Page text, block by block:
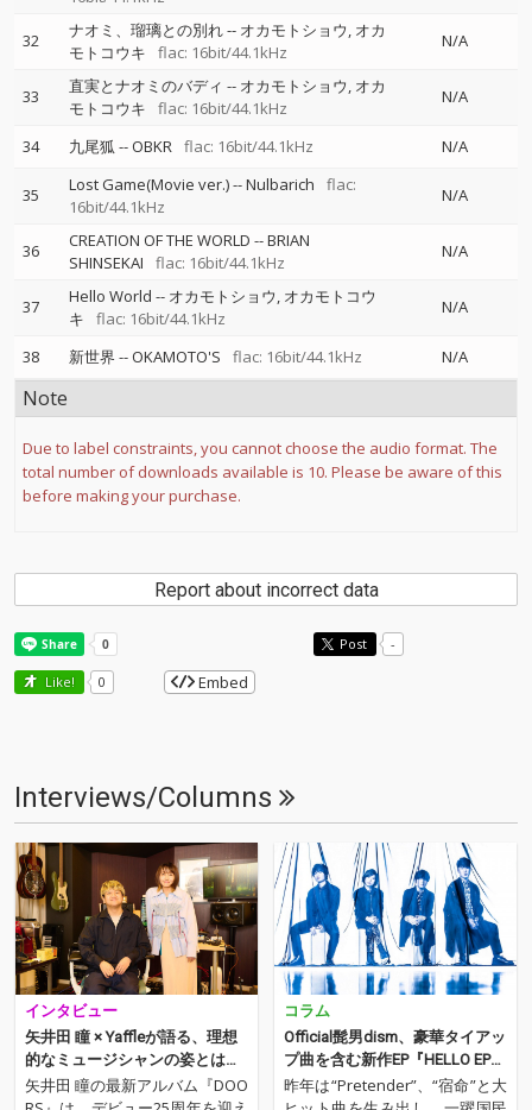
32 ナオミ、瑠璃との別れ-- オカモトショウ オカ
モトコウキ
flac: 16bit/44.1kHz
N/A
33 直実とナオミのバディ -- オカモトショウ オカ
モトコウキ
flac: 16bit/44.1kHz
N/A
34 九尾狐 --OBKR flac: 16bit/44.1kHz N/A
35 Lost Game(Movie ver.)--Nulbarich
flac:
16bit/44.1kHz
N/A
36 CREATION OF THE WORLD --BRIAN
SHINSEKAI
flac: 16bit/44.1kHz
N/A
37 Hello World -- オカモトショウ オカモトコウ
キ
flac: 16bit/44.1kHz
N/A
38 新世界 --OKAMOTO'S flac: 16bit/44.1kHz N/A
Note
Due to label constraints, you cannot choose the audio format. The
total number of downloads available is 10. Please be aware of this
before making your purchase.
Report about incorrect data
Post -
Like! 0 Embed
Interviews/Columns
インタビュー
矢井田 瞳 × Yaffleが語る、理想
的なミュージシャンの姿とは？
──ミュージシャンとプロデュー
サー、二つの視点が交錯する対
矢井田 瞳の最新アルバム『DOO
コラム
Official髭男dism、豪華タイアッ
プ曲を含む新作EP『HELLO EP』
配信開始!
昨年は“Pretender”、“宿命”と大